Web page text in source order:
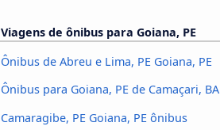
Viagens de ônibus para Goiana, PE
Ônibus de Abreu e Lima, PE Goiana, PE
Ônibus para Goiana, PE de Camaçari, BA
Camaragibe, PE Goiana, PE ônibus